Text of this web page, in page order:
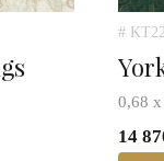
#
0,68
14